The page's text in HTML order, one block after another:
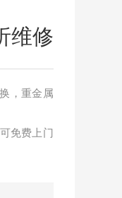
维修
，重金属
免费上门